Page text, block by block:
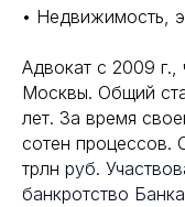
• Недвижимость,
Адвокат с 2009 г.,
Москвы. Общий
лет. За время
сотен процессов.
трлн руб.
банкротство